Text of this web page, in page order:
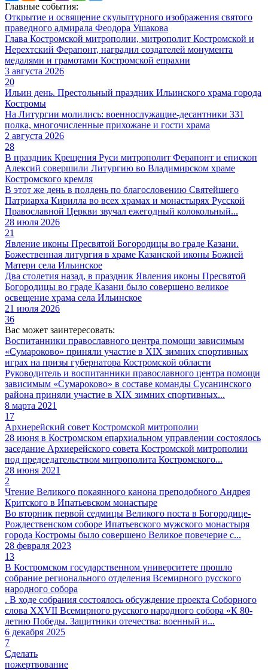
Главные события:
Открытие и освящение скульптурного изображения святого
праведного адмирала Феодора Ушакова
Глава Костромской митрополии, митрополит Костромской и
Нерехтский Ферапонт, наградил создателей монумента
медалями и грамотами Костромской епрахии
3 августа 2026
20
Ильин день. Престольный праздник Ильинского храма города
Костромы
На Литургии молились: военнослужащие-десантники 331
полка, многочисленные прихожане и гости храма
2 августа 2026
28
В праздник Крещения Руси митрополит Ферапонт и епископ
Алексий совершили Литургию во Владимирском храме
Костромского кремля
В этот же день в полдень по благословению Святейшего
Патриарха Кирилла во всех храмах и монастырях Русской
Православной Церкви звучал ежегодный колокольный...
28 июля 2026
21
Явление иконы Пресвятой Богородицы во граде Казани.
Божественная литургия в храме Казанской иконы Божией
Матери села Ильинское
Два столетия назад, в праздник Явления иконы Пресвятой
Богородицы во граде Казани было совершено великое
освещение храма села Ильинское
21 июля 2026
36
Вас может заинтересовать:
Воспитанники православного центра помощи зависимым
«Сумароково» приняли участие в XIX зимних спортивных
играх на призы губернатора Костромской области
Руководитель и воспитанники православного центра помощи
зависимым «Сумароково» в составе команды Сусанинского
района приняли участие в XIX зимних спортивных...
8 марта 2021
17
Архиерейский совет Костромской митрополии
28 июня в Костромском епархиальном управлении состоялось
заседание Архиерейского совета Костромской митрополии
под председательством митрополита Костромского...
28 июня 2021
2
Чтение Великого покаянного канона преподобного Андрея
Критского в Ипатьевском монастыре
Во вторник первой седмицы Великого поста в Богородице-
Рождественском соборе Ипатьевского мужского монастыря
города Костромы было совершено Великое повечерие с...
28 февраля 2023
13
В Костромском государственном университете прошло
собрание регионального отделения Всемирного русского
народного собора
. В ходе собрания состоялось обсуждение проекта Соборного
слова XXVII Всемирного русского народного собора «К 80-
летию Победы. Защитники отечества: военный и...
6 декабря 2025
7
Сделать
пожертвование